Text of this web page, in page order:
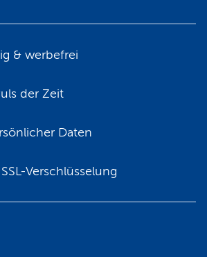
& werbefrei
der Zeit
Daten
Verschlüsselung